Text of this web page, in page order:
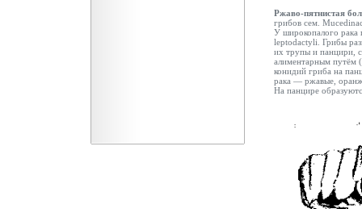
Ржаво-пятнистая
грибов сем.
У широкопалого
leptodactyli. Грибы
их трупы и панцири,
алиментарным путём
конидий гриба на
рака — ржавые,
На панцире